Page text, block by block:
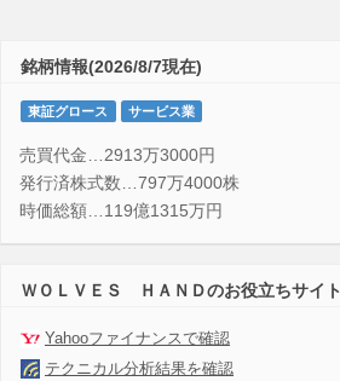
銘柄情報(2026/8/7現在)
東証グロース サービス業
売買代金…2913万3000円
発行済株式数…797万4000株
時価総額…119億1315万円
ＷＯＬＶＥＳ ＨＡＮＤのお役立ちサイト
Yahooファイナンスで確認
テクニカル分析結果を確認